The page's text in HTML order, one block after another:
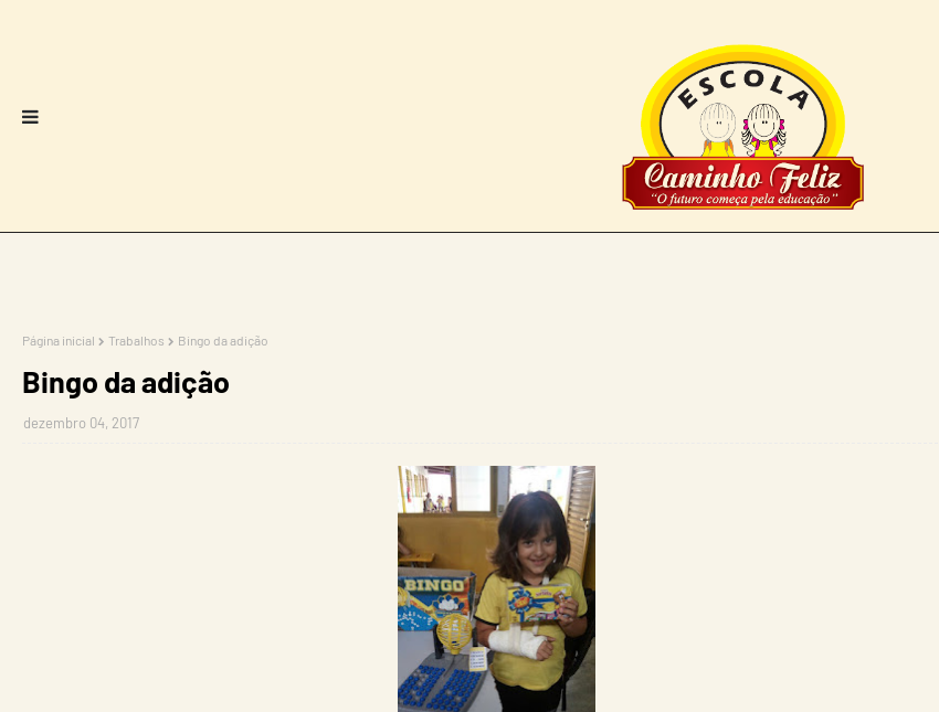
Página inicial Trabalhos Bingo da adição
Bingo da adição
dezembro 04, 2017